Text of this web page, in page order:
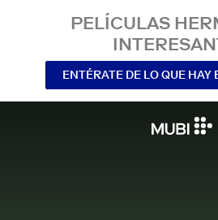
PELÍCULAS
ENTÉRATE DE LO QUE HAY